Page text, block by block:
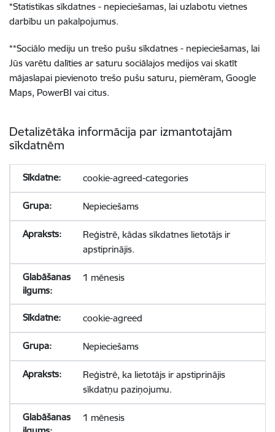
*Statistikas sīkdatnes - nepieciešamas, lai uzlabotu vietnes
darbību un pakalpojumus.
**Sociālo mediju un trešo pušu sīkdatnes - nepieciešamas, lai
Jūs varētu dalīties ar saturu sociālajos medijos vai skatīt
mājaslapai pievienoto trešo pušu saturu, piemēram, Google
Maps, PowerBI vai citus.
Detalizētāka informācija par izmantotajām
sīkdatnēm
cookie-agreed-categories
Nepieciešams
Reģistrē, kādas sīkdatnes lietotājs ir
apstiprinājis.
1 mēnesis
cookie-agreed
Nepieciešams
Reģistrē, ka lietotājs ir apstiprinājis
sīkdatņu paziņojumu.
1 mēnesis